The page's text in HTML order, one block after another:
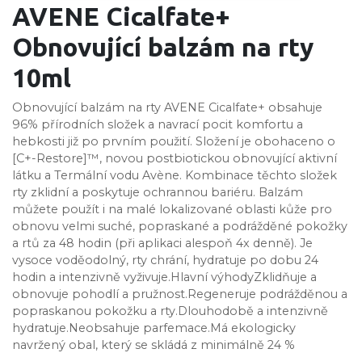
AVENE Cicalfate+
Obnovující balzám na rty
10ml
Obnovující balzám na rty AVENE Cicalfate+ obsahuje
96% přírodních složek a navrací pocit komfortu a
hebkosti již po prvním použití. Složení je obohaceno o
[C+-Restore]™, novou postbiotickou obnovující aktivní
látku a Termální vodu Avène. Kombinace těchto složek
rty zklidní a poskytuje ochrannou bariéru. Balzám
můžete použít i na malé lokalizované oblasti kůže pro
obnovu velmi suché, popraskané a podrážděné pokožky
a rtů za 48 hodin (při aplikaci alespoň 4x denně). Je
vysoce voděodolný, rty chrání, hydratuje po dobu 24
hodin a intenzivně vyživuje.Hlavní výhodyZklidňuje a
obnovuje pohodlí a pružnost.Regeneruje podrážděnou a
popraskanou pokožku a rty.Dlouhodobě a intenzivně
hydratuje.Neobsahuje parfemace.Má ekologicky
navržený obal, který se skládá z minimálně 24 %